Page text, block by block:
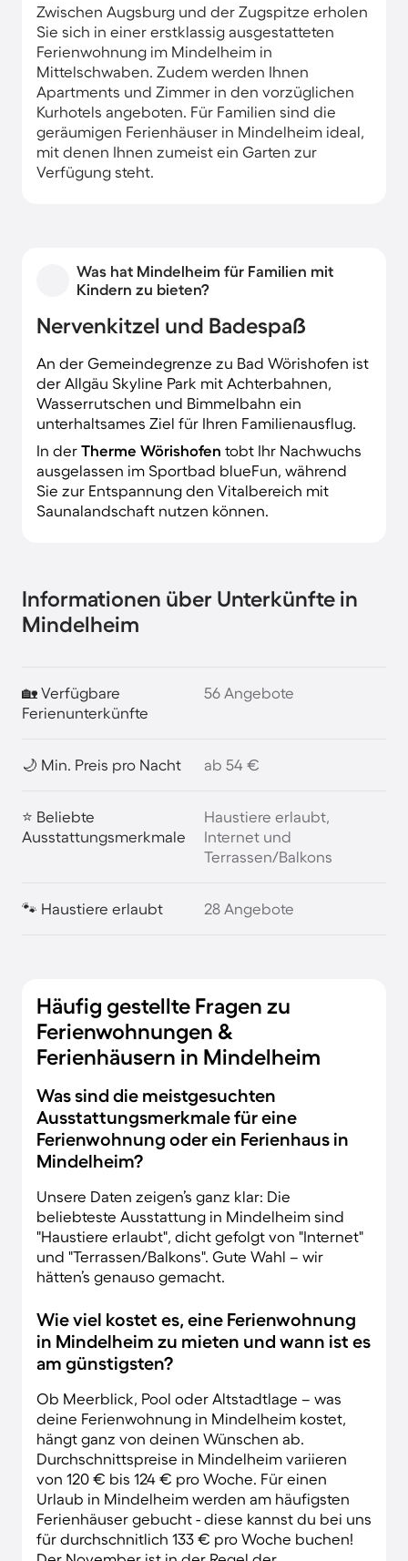
Zwischen Augsburg und der Zugspitze erholen
Sie sich in einer erstklassig ausgestatteten
Ferienwohnung im Mindelheim in
Mittelschwaben. Zudem werden Ihnen
Apartments und Zimmer in den vorzüglichen
Kurhotels angeboten. Für Familien sind die
geräumigen Ferienhäuser in Mindelheim ideal,
mit denen Ihnen zumeist ein Garten zur
Verfügung steht.
Was hat Mindelheim für Familien mit
Kindern zu bieten?
Nervenkitzel und Badespaß
An der Gemeindegrenze zu Bad Wörishofen ist
der Allgäu Skyline Park mit Achterbahnen,
Wasserrutschen und Bimmelbahn ein
unterhaltsames Ziel für Ihren Familienausflug.
In der Therme Wörishofen tobt Ihr Nachwuchs
ausgelassen im Sportbad blueFun, während
Sie zur Entspannung den Vitalbereich mit
Saunalandschaft nutzen können.
Informationen über Unterkünfte in
Mindelheim
🏡 Verfügbare
Ferienunterkünfte
56 Angebote
🌙 Min. Preis pro Nacht ab 54 €
⭐ Beliebte
Ausstattungsmerkmale
Haustiere erlaubt,
Internet und
Terrassen/Balkons
🐾 Haustiere erlaubt 28 Angebote
Häufig gestellte Fragen zu
Ferienwohnungen &
Ferienhäusern in Mindelheim
Was sind die meistgesuchten
Ausstattungsmerkmale für eine
Ferienwohnung oder ein Ferienhaus in
Mindelheim?
Unsere Daten zeigen’s ganz klar: Die
beliebteste Ausstattung in Mindelheim sind
"Haustiere erlaubt", dicht gefolgt von "Internet"
und "Terrassen/Balkons". Gute Wahl – wir
hätten’s genauso gemacht.
Wie viel kostet es, eine Ferienwohnung
in Mindelheim zu mieten und wann ist es
am günstigsten?
Ob Meerblick, Pool oder Altstadtlage – was
deine Ferienwohnung in Mindelheim kostet,
hängt ganz von deinen Wünschen ab.
Durchschnittspreise in Mindelheim variieren
von 120 € bis 124 € pro Woche. Für einen
Urlaub in Mindelheim werden am häufigsten
Ferienhäuser gebucht - diese kannst du bei uns
für durchschnitlich 133 € pro Woche buchen!